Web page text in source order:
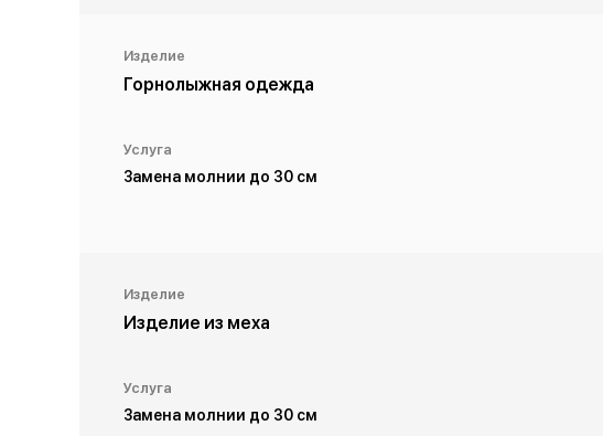
Изделие
Горнолыжная одежда
Услуга
Замена молнии до 30 см
Изделие
Изделие из меха
Услуга
Замена молнии до 30 см